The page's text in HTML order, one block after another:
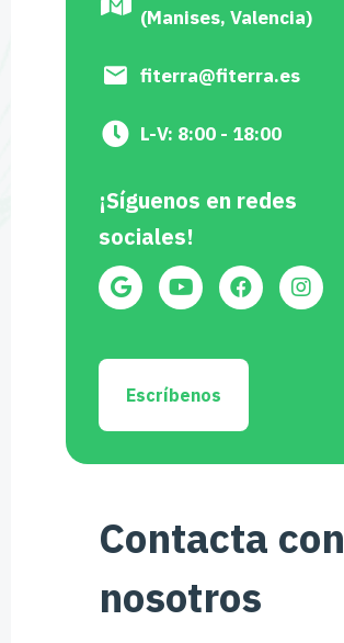
(Manises, Valencia)
fiterra@fiterra.es
L-V: 8:00 - 18:00
¡Síguenos en redes
sociales!
Escríbenos
Contacta con
nosotros